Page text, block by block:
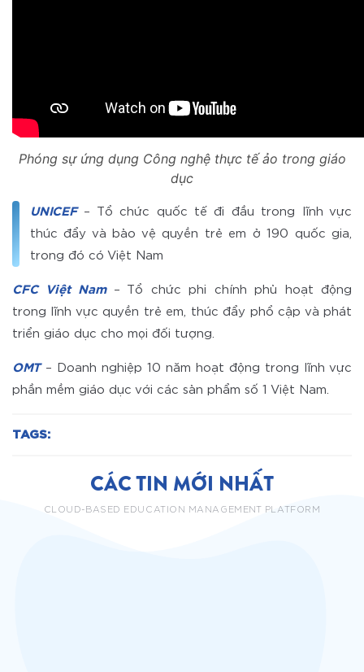
Phóng sự ứng dụng Công nghệ thực tế ảo trong giáo
dục
UNICEF – Tổ chức quốc tế đi đầu trong lĩnh vực
thúc đẩy và bảo vệ quyền trẻ em ở 190 quốc gia,
trong đó có Việt Nam
CFC Việt Nam– Tổ chức phi chính phủ hoạt động
trong lĩnh vực quyền trẻ em, thúc đẩy phổ cập và phát
triển giáo dục cho mọi đối tượng.
OMT – Doanh nghiệp 10 năm hoạt động trong lĩnh vực
phần mềm giáo dục với các sản phẩm số 1 Việt Nam.
TAGS:
CÁC TIN MỚI NHẤT
CLOUD-BASED EDUCATION MANAGEMENT PLATFORM